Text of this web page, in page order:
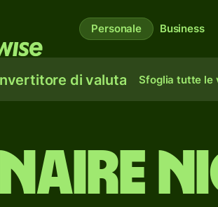
Personale Business
di valuta Sfoglia tutte le
naire